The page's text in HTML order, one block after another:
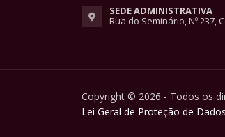
SEDE ADMINISTRATIVA
Rua do Seminário, Nº 237,
Copyright © 2026 - Todos os
Lei Geral de Proteção de Dados